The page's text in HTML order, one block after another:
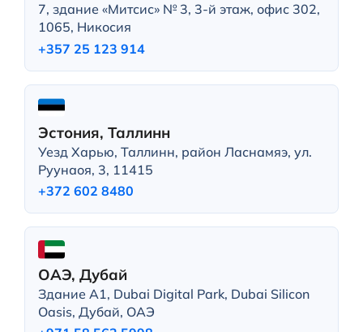
7, здание «Митсис» № 3, 3-й этаж, офис 302,
1065, Никосия
+357 25 123 914
Эстония, Таллинн
Уезд Харью, Таллинн, район Ласнамяэ, ул.
Руунаоя, 3, 11415
+372 602 8480
ОАЭ, Дубай
Здание A1, Dubai Digital Park, Dubai Silicon
Oasis, Дубай, ОАЭ